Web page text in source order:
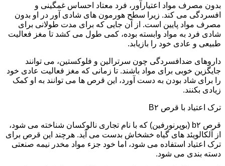
بدون مصرف مواد اعتیارآور، فرد معتاد احساس غمگینی و
افسردگی می کند. زیرا سطح هورمون های شادی آور در او بدون
مصرف مواد پایین است. از آن جایی که برای مدت طولانی برای
شادی فرد به مواد وابسته بوده، کمی طول می کشد تا مغز فعالیت
طبیعی و عادی خود را بازیابد.
داروهای ضدافسردگی چون سرترالین و فلوکستین، می توانند
جایگزین خوبی برای مواد باشند. تا زمانی که مغز فعالیت عادی خود
را برای شاد بودن به دست آورد، این قرص ها می توانند به او کمک
زیادی بکنند.
ترک اعتیاد با قرص B۲
قرص b۲ (بوپرنورفین) که با نام تجاری نالوکسان شناخته می شود،
از آلکالویئد های گیاه خشخاش بدست می آید. هرچند این قرص برای
ترک اعتیاد استفاده می شود، اما خود جزء مواد مخدر نیمه صنعتی
دسته بندی می شود.